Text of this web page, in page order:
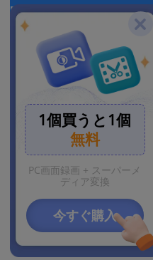
お見逃しなく
る便利な方法
動画の容量(サイズ)を小さくする
方法
1個買うと1個
無料
PC画面録画 + スーパーメ
ディア変換
今すぐ購入